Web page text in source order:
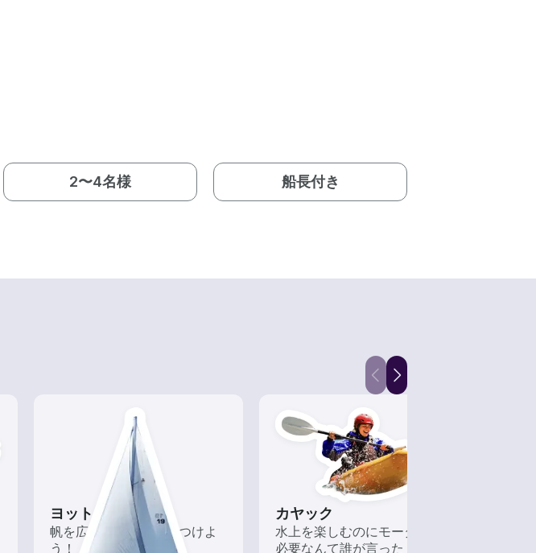
2〜4名様 船長付き
ヨット
帆を広げて風を味方につけよ
う！
カヤック
水上を楽しむのにモーターが
必要なんて誰が言った？